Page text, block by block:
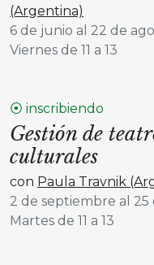
(Argentina)
6 de junio al 22 de
Viernes de 11 a 13
⦿ inscribiendo
Gestión de
culturales
con Paula Travnik
2 de septiembre al
Martes de 11 a 13